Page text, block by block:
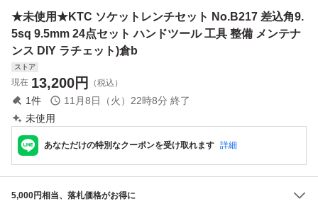
イク メンテナンス
工具
ットレンチ
★未使用★KTC ソケットレンチセット No.B217 差込角9.
5sq 9.5mm 24点セット ハンドツール 工具 整備 メンテナ
ンス DIY ラチェット)倉b
ストア
現在 13,200円 （税込）
1件 11月8日（火）22時8分 終了
未使用
あなただけの特別なクーポンを受け取れます 詳細
5,000円相当、落札価格がお得に